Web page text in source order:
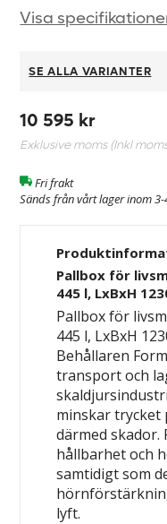
Visa
SE ALLA VARIANTER
10 595 kr
Exklusive moms (Inkl
Fri frakt
Sänds från vårt lager inom
Pallbox för
445 l, LxBxH
Pallbox för
445 l, LxBxH
Behållaren
transport och
minskar trycket
därmed skador.
hållbarhet och
samtidigt som
lyft.